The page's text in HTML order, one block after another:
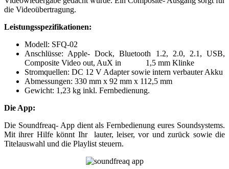
die Videoübertragung.
Leistungsspezifikationen:
Modell: SFQ-02
Anschlüsse: Apple- Dock, Bluetooth 1.2, 2.0, 2.1, USB,
Composite Video out, AuX in 1,5 mm Klinke
Stromquellen: DC 12 V Adapter sowie intern verbauter Akku
Abmessungen: 330 mm x 92 mm x 112,5 mm
Gewicht: 1,23 kg inkl. Fernbedienung.
Die App:
Die Soundfreaq- App dient als Fernbedienung eures Soundsystems.
Mit ihrer Hilfe könnt Ihr lauter, leiser, vor und zurück sowie die
Titelauswahl und die Playlist steuern.